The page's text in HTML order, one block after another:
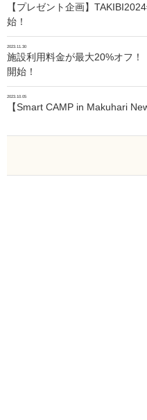
【プレゼント企画】
始！
2023.11.30
施設利用料金が最大20%オフ！
開始！
2023.10.05
【Smart CAMP in Makuhari